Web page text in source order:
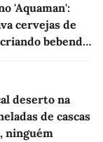
'Aquaman':
cervejas de
bebendo
deserto na
de cascas
ninguém